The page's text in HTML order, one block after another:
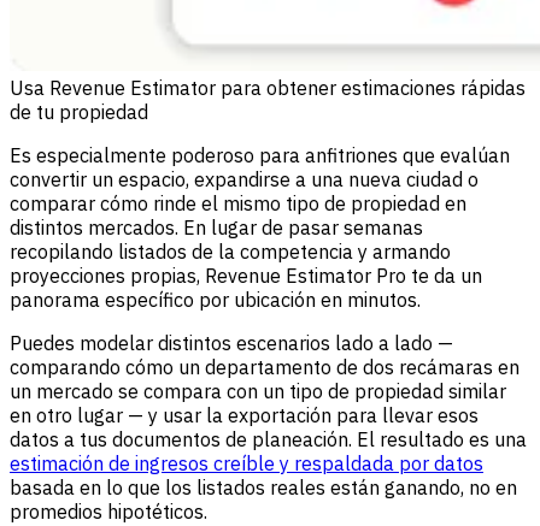
Usa Revenue Estimator para obtener estimaciones rápidas
de tu propiedad
Es especialmente poderoso para anfitriones que evalúan
convertir un espacio, expandirse a una nueva ciudad o
comparar cómo rinde el mismo tipo de propiedad en
distintos mercados. En lugar de pasar semanas
recopilando listados de la competencia y armando
proyecciones propias, Revenue Estimator Pro te da un
panorama específico por ubicación en minutos.
Puedes modelar distintos escenarios lado a lado —
comparando cómo un departamento de dos recámaras en
un mercado se compara con un tipo de propiedad similar
en otro lugar — y usar la exportación para llevar esos
datos a tus documentos de planeación. El resultado es una
estimación de ingresos creíble y respaldada por datos
basada en lo que los listados reales están ganando, no en
promedios hipotéticos.